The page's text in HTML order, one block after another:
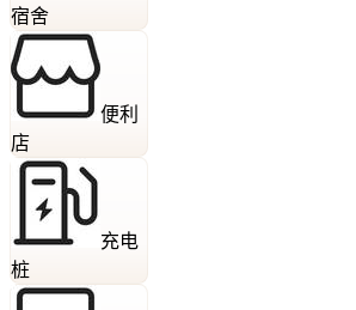
宿舍
便利
店
充电
桩